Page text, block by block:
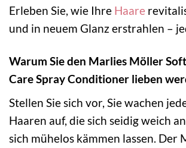
Erleben Sie, wie Ihre Haare
und in neuem Glanz erstrahlen –
Warum Sie den Marlies Möller
Care Spray Conditioner lieben
Stellen Sie sich vor, Sie wachen
Haaren auf, die sich seidig weich
sich mühelos kämmen lassen. Der